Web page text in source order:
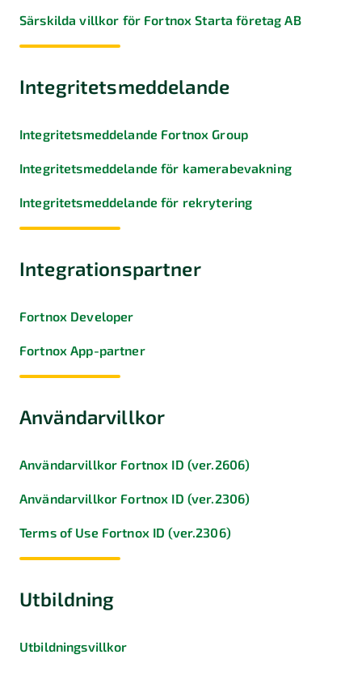
Särskilda villkor för Fortnox Starta företag AB
Integritetsmeddelande
Integritetsmeddelande Fortnox Group
Integritetsmeddelande för kamerabevakning
Integritetsmeddelande för rekrytering
Integrationspartner
Fortnox Developer
Fortnox App-partner
Användarvillkor
Användarvillkor Fortnox ID (ver.2606)
Användarvillkor Fortnox ID (ver.2306)
Terms of Use Fortnox ID (ver.2306)
Utbildning
Utbildningsvillkor